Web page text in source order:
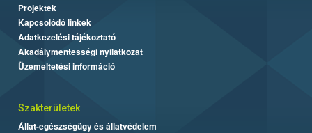
Projektek
Kapcsolódó linkek
Adatkezelési tájékoztató
Akadálymentességi nyilatkozat
Üzemeltetési információ
Szakterületek
Állat-egészségügy és állatvédelem